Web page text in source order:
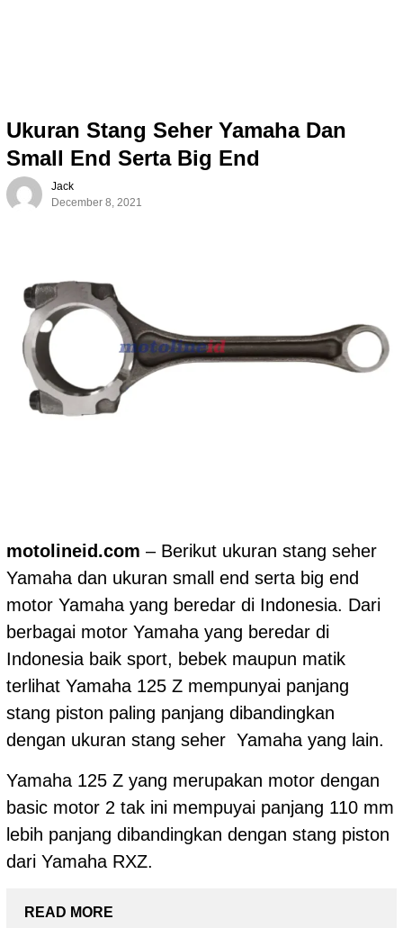
Ukuran Stang Seher Yamaha Dan
Small End Serta Big End
Jack
December 8, 2021
motolineid.com – Berikut ukuran stang seher
Yamaha dan ukuran small end serta big end
motor Yamaha yang beredar di Indonesia. Dari
berbagai motor Yamaha yang beredar di
Indonesia baik sport, bebek maupun matik
terlihat Yamaha 125 Z mempunyai panjang
stang piston paling panjang dibandingkan
dengan ukuran stang seher Yamaha yang lain.
Yamaha 125 Z yang merupakan motor dengan
basic motor 2 tak ini mempuyai panjang 110 mm
lebih panjang dibandingkan dengan stang piston
dari Yamaha RXZ.
READ MORE